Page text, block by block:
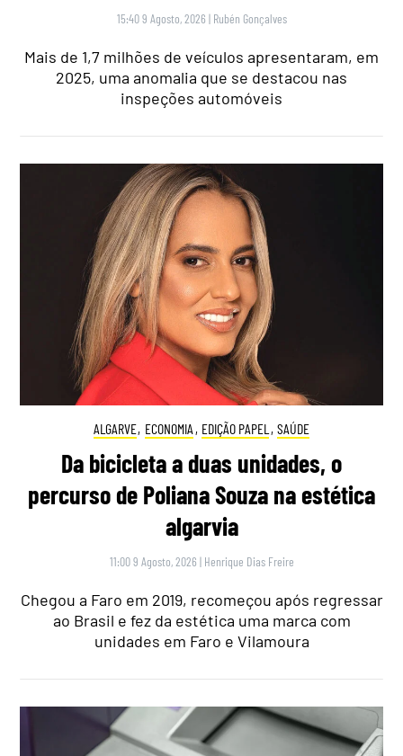
15:40 9 Agosto, 2026 | Rubén Gonçalves
Mais de 1,7 milhões de veículos apresentaram, em
2025, uma anomalia que se destacou nas
inspeções automóveis
ALGARVE, ECONOMIA , EDIÇÃO PAPEL , SAÚDE
Da bicicleta a duas unidades, o
percurso de Poliana Souza na estética
algarvia
11:00 9 Agosto, 2026 | Henrique Dias Freire
Chegou a Faro em 2019, recomeçou após regressar
ao Brasil e fez da estética uma marca com
unidades em Faro e Vilamoura